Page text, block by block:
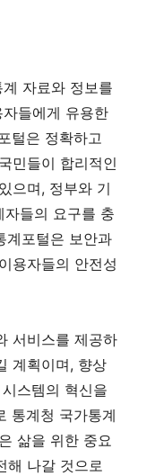
자료와 정보를
들에게 유용한
털은 정확하고
민들이 합리적인
으며, 정부와 기
들의 요구를 충
계포털은 보안과
용자들의 안전성
서비스를 제공하
계획이며, 향상
스템의 혁신을
통계청 국가통계
삶을 위한 중요
해 나갈 것으로